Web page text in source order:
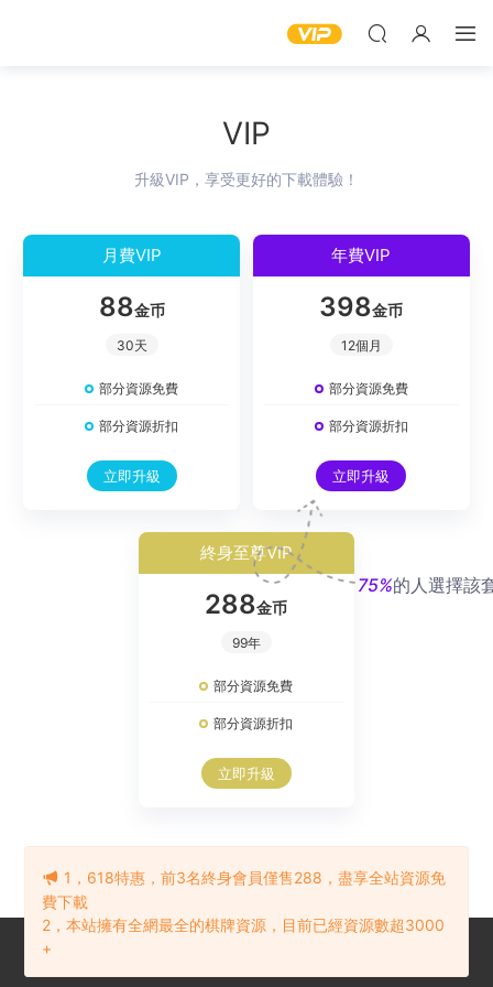
VIP
升級VIP，享受更好的下載體驗！
月費VIP
88金币
30天
部分資源免費
部分資源折扣
立即升級
年費VIP
398金币
12個月
部分資源免費
部分資源折扣
立即升級
75%的人選擇該
終身至尊VIP
288金币
99年
部分資源免費
部分資源折扣
立即升級
1，618特惠，前3名終身會員僅售288，盡享全站資源免
費下載
2，本站擁有全網最全的棋牌資源，目前已經資源數超3000
+